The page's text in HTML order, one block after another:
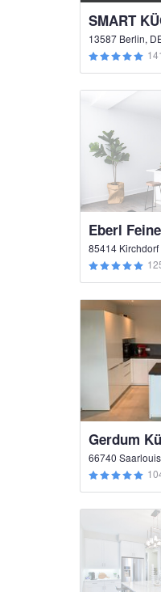
SMART
13587 Berlin,
Eberl
85414
Gerdum
66740